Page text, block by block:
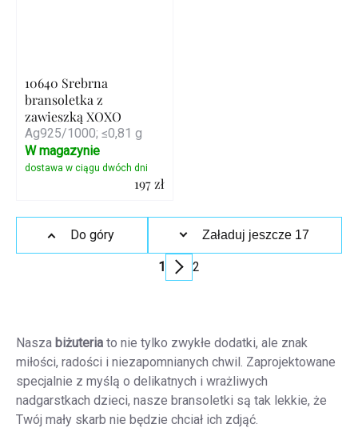
10640 Srebrna
bransoletka z
zawieszką XOXO
Ag925/1000; ≤0,81 g
197 zł
Szczegóły
W magazynie
Kontrolki
listy
Załaduj jeszcze 17
Paginacja
1 2
Do góry
Nasza biżuteria to nie tylko zwykłe dodatki, ale znak
miłości, radości i niezapomnianych chwil. Zaprojektowane
specjalnie z myślą o delikatnych i wrażliwych
nadgarstkach dzieci, nasze bransoletki są tak lekkie, że
Twój mały skarb nie będzie chciał ich zdjąć.